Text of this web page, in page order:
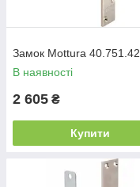
Замок Mottura 40.751.42
В наявності
2 605 ₴
Купити